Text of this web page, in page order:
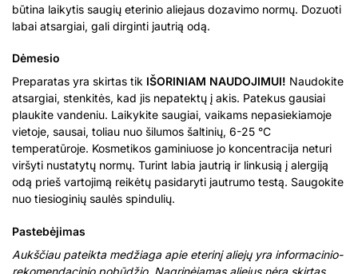
būtina laikytis saugių eterinio aliejaus dozavimo normų. Dozuoti
labai atsargiai, gali dirginti jautrią odą.
Dėmesio
Preparatas yra skirtas tik IŠORINIAM NAUDOJIMUI! Naudokite
atsargiai, stenkitės, kad jis nepatektų į akis. Patekus gausiai
plaukite vandeniu. Laikykite saugiai, vaikams nepasiekiamoje
vietoje, sausai, toliau nuo šilumos šaltinių, 6-25 °C
temperatūroje. Kosmetikos gaminiuose jo koncentracija neturi
viršyti nustatytų normų. Turint labia jautrią ir linkusią į alergiją
odą prieš vartojimą reikėtų pasidaryti jautrumo testą. Saugokite
nuo tiesioginių saulės spindulių.
Pastebėjimas
Aukščiau pateikta medžiaga apie eterinį aliejų yra informacinio-
rekomendacinio pobūdžio. Nagrinėjamas aliejus nėra skirtas